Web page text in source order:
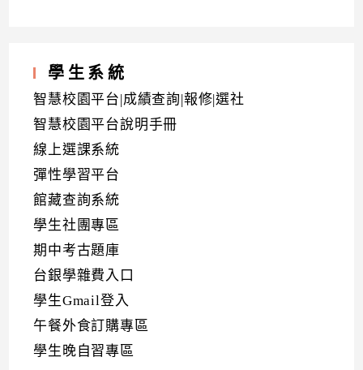
學生系統
智慧校園平台|成績查詢|報修|選社
智慧校園平台說明手冊
線上選課系統
彈性學習平台
館藏查詢系統
學生社團專區
期中考古題庫
台銀學雜費入口
學生Gmail登入
午餐外食訂購專區
學生晚自習專區